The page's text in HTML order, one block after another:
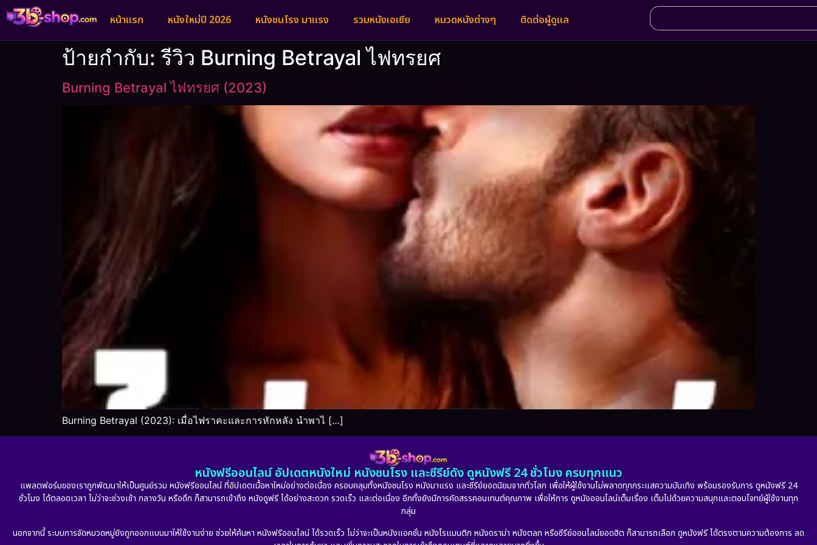
หน้าแรก หนังใหม่ปี 2026 หนังชนโรง มาแรง รวมหนังเอเชีย หมวดหนังต่างๆ ติดต่อผู้ดูแล
ป้ายกำกับ:รีวิว Burning Betrayal ไฟทรยศ
Burning Betrayal ไฟทรยศ (2023)
Burning Betrayal (2023): เมื่อไฟราคะและการหักหลัง นำพาไ […]
หนังฟรีออนไลน์ อัปเดตหนังใหม่ หนังชนโรง และซีรีย์ดัง ดูหนังฟรี 24 ชั่วโมง ครบทุกแนว
แพลตฟอร์มของเราถูกพัฒนาให้เป็นศูนย์รวม หนังฟรีออนไลน์ ที่อัปเดตเนื้อหาใหม่อย่างต่อเนื่อง ครอบคลุมทั้งหนังชนโรง หนังมาแรง และซีรีย์ยอดนิยมจากทั่วโลก เพื่อให้ผู้ใช้งานไม่พลาดทุกกระแสความบันเทิง พร้อมรองรับการ ดูหนังฟรี 24
ชั่วโมง ได้ตลอดเวลา ไม่ว่าจะช่วงเช้า กลางวัน หรือดึก ก็สามารถเข้าถึง หนังดูฟรี ได้อย่างสะดวก รวดเร็ว และต่อเนื่อง อีกทั้งยังมีการคัดสรรคอนเทนต์คุณภาพ เพื่อให้การ ดูหนังออนไลน์เต็มเรื่อง เต็มไปด้วยความสนุกและตอบโจทย์ผู้ใช้งานทุก
กลุ่ม
นอกจากนี้ ระบบการจัดหมวดหมู่ยังถูกออกแบบมาให้ใช้งานง่าย ช่วยให้ค้นหา หนังฟรีออนไลน์ ได้รวดเร็ว ไม่ว่าจะเป็นหนังแอคชั่น หนังโรแมนติก หนังดราม่า หนังตลก หรือซีรีย์ออนไลน์ยอดฮิต ก็สามารถเลือก ดูหนังฟรี ได้ตรงตามความต้องการ ลด